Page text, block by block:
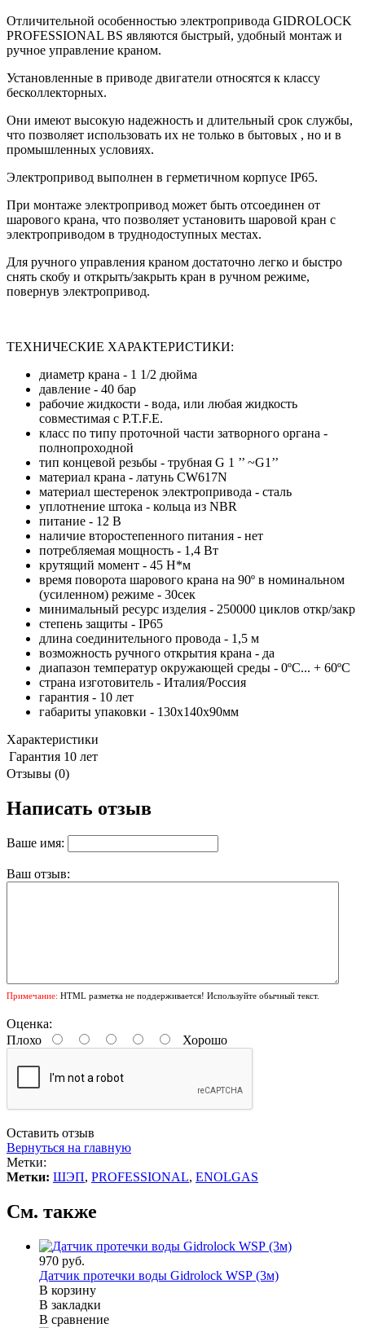
Отличительной особенностью электропривода GIDROLOCK
PROFESSIONAL BS являются быстрый, удобный монтаж и
ручное управление краном.
Установленные в приводе двигатели относятся к классу
бесколлекторных.
Они имеют высокую надежность и длительный срок службы,
что позволяет использовать их не только в бытовых , но и в
промышленных условиях.
Электропривод выполнен в герметичном корпусе IP65.
При монтаже электропривод может быть отсоединен от
шарового крана, что позволяет установить шаровой кран с
электроприводом в труднодоступных местах.
Для ручного управления краном достаточно легко и быстро
снять скобу и открыть/закрыть кран в ручном режиме,
повернув электропривод.
ТЕХНИЧЕСКИЕ ХАРАКТЕРИСТИКИ:
диаметр крана - 1 1/2 дюйма
давление - 40 бар
рабочие жидкости - вода, или любая жидкость
совместимая с P.T.F.E.
класс по типу проточной части затворного органа -
полнопроходной
тип концевой резьбы - трубная G 1 ’’ ~G1’’
материал крана - латунь CW617N
материал шестеренок электропривода - сталь
уплотнение штока - кольца из NBR
питание - 12 В
наличие второстепенного питания - нет
потребляемая мощность - 1,4 Вт
крутящий момент - 45 Н*м
время поворота шарового крана на 90º в номинальном
(усиленном) режиме - 30сек
минимальный ресурс изделия - 250000 циклов откр/закр
степень защиты - IP65
длина соединительного провода - 1,5 м
возможность ручного открытия крана - да
диапазон температур окружающей среды - 0ºС... + 60ºС
страна изготовитель - Италия/Россия
гарантия - 10 лет
габариты упаковки - 130x140x90мм
Характеристики
Гарантия 10 лет
Отзывы (0)
Написать отзыв
Ваше имя:
Ваш отзыв:
Примечание: HTML разметка не поддерживается! Используйте обычный текст.
Оценка:
Плохо
Хорошо
Оставить отзыв
Вернуться на главную
Метки:
Метки: ШЭП, PROFESSIONAL, ENOLGAS
См. также
970 руб.
Датчик протечки воды Gidrolock WSР (3м)
В корзину
В закладки
В сравнение